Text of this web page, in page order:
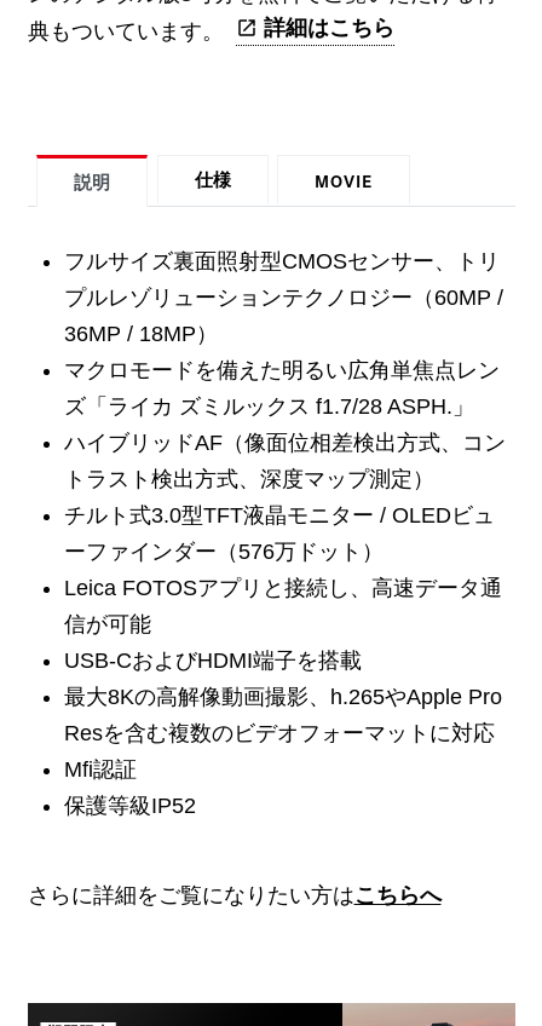
典もついています。
詳細はこちら
説明 仕様 MOVIE
フルサイズ裏面照射型CMOSセンサー、トリ
プルレゾリューションテクノロジー（60MP /
36MP / 18MP）
マクロモードを備えた明るい広角単焦点レン
ズ「ライカ ズミルックス f1.7/28 ASPH.」
ハイブリッドAF（像面位相差検出方式、コン
トラスト検出方式、深度マップ測定）
チルト式3.0型TFT液晶モニター / OLEDビュ
ーファインダー（576万ドット）
Leica FOTOSアプリと接続し、高速データ通
信が可能
USB-CおよびHDMI端子を搭載
最大8Kの高解像動画撮影、h.265やApple Pro
Resを含む複数のビデオフォーマットに対応
Mfi認証
保護等級IP52
さらに詳細をご覧になりたい方はこちらへ